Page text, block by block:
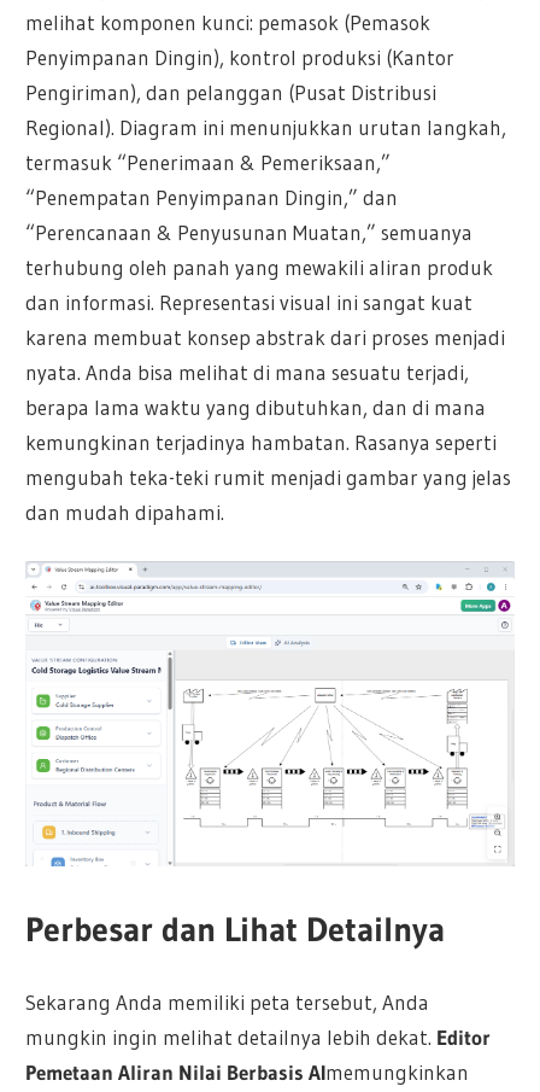
melihat komponen kunci: pemasok (Pemasok
Penyimpanan Dingin), kontrol produksi (Kantor
Pengiriman), dan pelanggan (Pusat Distribusi
Regional). Diagram ini menunjukkan urutan langkah,
termasuk “Penerimaan & Pemeriksaan,”
“Penempatan Penyimpanan Dingin,” dan
“Perencanaan & Penyusunan Muatan,” semuanya
terhubung oleh panah yang mewakili aliran produk
dan informasi. Representasi visual ini sangat kuat
karena membuat konsep abstrak dari proses menjadi
nyata. Anda bisa melihat di mana sesuatu terjadi,
berapa lama waktu yang dibutuhkan, dan di mana
kemungkinan terjadinya hambatan. Rasanya seperti
mengubah teka-teki rumit menjadi gambar yang jelas
dan mudah dipahami.
Perbesar dan Lihat Detailnya
Sekarang Anda memiliki peta tersebut, Anda
mungkin ingin melihat detailnya lebih dekat. Editor
Pemetaan Aliran Nilai Berbasis AImemungkinkan